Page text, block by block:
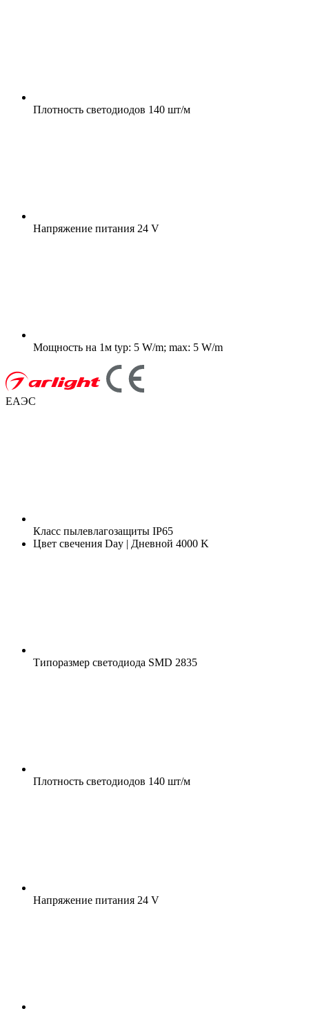
Плотность светодиодов 140 шт/м
Напряжение питания 24 V
Мощность на 1м typ: 5 W/m; max: 5 W/m
ЕАЭС
Класс пылевлагозащиты IP65
Цвет свечения Day | Дневной 4000 K
Типоразмер светодиода SMD 2835
Плотность светодиодов 140 шт/м
Напряжение питания 24 V